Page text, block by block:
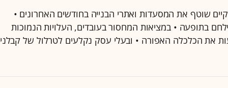
שוטף את המסעדות ואתרי הבנייה בחודשים האחרונים •
בתופעה • במציאות המחסור בעובדים, העלויות הנמוכות
את הכלכלה האפורה • ובעלי עסק נקלעים לטרלול של קבלני